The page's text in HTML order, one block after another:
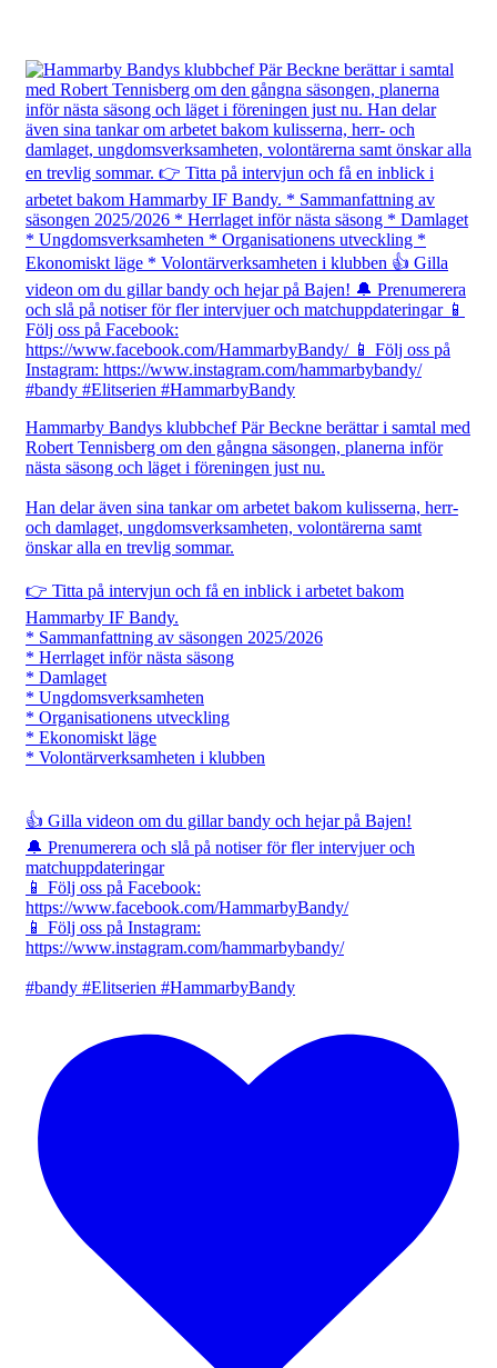
Hammarby Bandys klubbchef Pär Beckne berättar i samtal med
Robert Tennisberg om den gångna säsongen, planerna inför
nästa säsong och läget i föreningen just nu.
Han delar även sina tankar om arbetet bakom kulisserna, herr-
och damlaget, ungdomsverksamheten, volontärerna samt
önskar alla en trevlig sommar.
👉 Titta på intervjun och få en inblick i arbetet bakom
Hammarby IF Bandy.
* Sammanfattning av säsongen 2025/2026
* Herrlaget inför nästa säsong
* Damlaget
* Ungdomsverksamheten
* Organisationens utveckling
* Ekonomiskt läge
* Volontärverksamheten i klubben
👍 Gilla videon om du gillar bandy och hejar på Bajen!
🔔 Prenumerera och slå på notiser för fler intervjuer och
matchuppdateringar
📱 Följ oss på Facebook:
https://www.facebook.com/HammarbyBandy/
📱 Följ oss på Instagram:
https://www.instagram.com/hammarbybandy/
#bandy #Elitserien #HammarbyBandy